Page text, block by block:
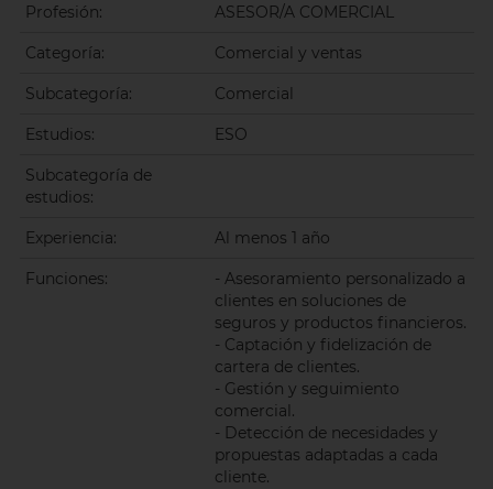
Profesión: ASESOR/A COMERCIAL
Categoría: Comercial y ventas
Subcategoría: Comercial
Estudios: ESO
Subcategoría de
estudios:
Experiencia: Al menos 1 año
Funciones:
- Asesoramiento personalizado a
clientes en soluciones de
seguros y productos financieros.
- Captación y fidelización de
cartera de clientes.
- Gestión y seguimiento
comercial.
- Detección de necesidades y
propuestas adaptadas a cada
cliente.